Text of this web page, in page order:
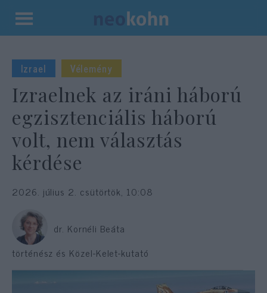
Kilépés
tartalomba
Izrael Vélemény
Izraelnek az iráni háború
egzisztenciális háború
volt, nem választás
kérdése
2026. július 2. csütörtök, 10:08
dr. Kornéli Beáta
történész és Közel-Kelet-kutató